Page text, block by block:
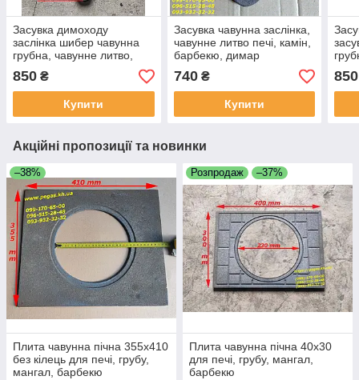
Засувка димоходу
заслінка шибер чавунна
грубна, чавунне литво,
печі, мангал, барбекю
850 ₴
Купити
Засувка чавунна заслінка,
чавунне литво печі, камін,
барбекю, димар
740₴
Купити
850
Акційні пропозиції та новинки
–38%
Плита чавунна пічна 355х410
без кілець для печі, грубу,
мангал, барбекю
Розпродаж –37%
Плита чавунна пічна 40х30
для печі, грубу, мангал,
барбекю